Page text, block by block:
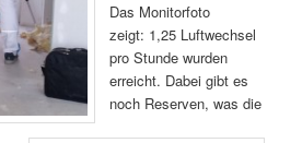
Das Monitorfoto
zeigt: 1,25 Luftwechsel
pro Stunde wurden
erreicht. Dabei gibt es
noch Reserven, was die